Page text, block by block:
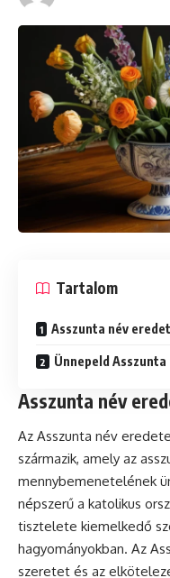
Tartalom
Asszunta név
Ünnepeld
Asszunta név
Az Asszunta név
származik, amely az
mennybemenetelének
népszerű a katolikus
tisztelete kiemelkedő
hagyományokban. Az
szeretet és az